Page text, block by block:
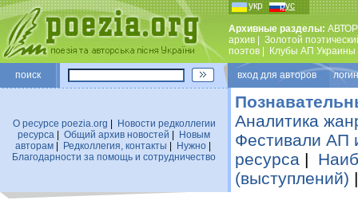
укр рус
Архивные разделы:
архив
Золотой
поэтов
Клубы АП Украины
поиск вход для авторов
О ресурсе poezia.org
Новости редколлегии
ресурса
Общий архив новостей
Новым
авторам| Редколлегия, контакты Нужно|
Благодарности за помощь и сотрудничество
Аналитика
Фестивали АП
ресурса |
(выступлений)